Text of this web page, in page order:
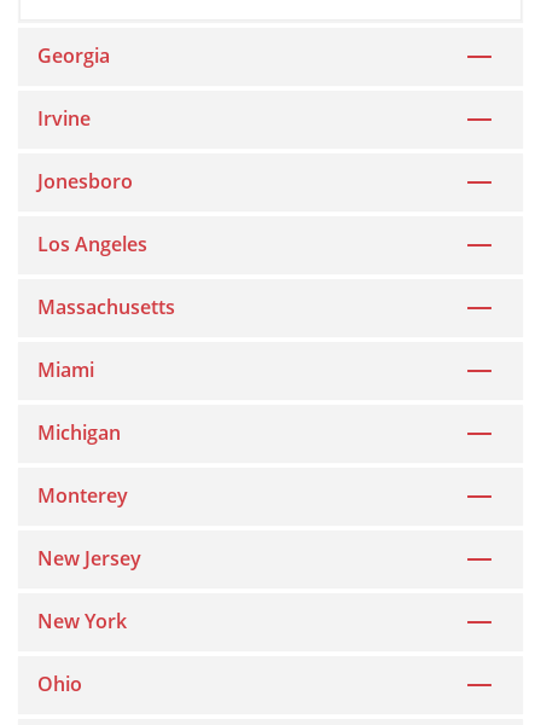
Georgia
Irvine
Jonesboro
Los Angeles
Massachusetts
Miami
Michigan
Monterey
New Jersey
New York
Ohio